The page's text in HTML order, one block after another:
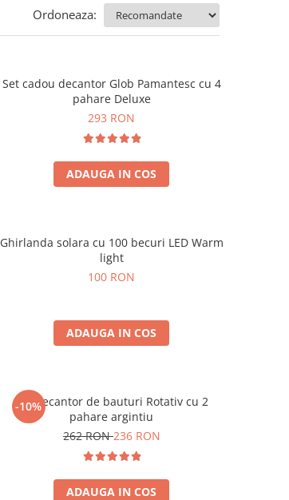
Ordoneaza:
Set cadou decantor Glob Pamantesc cu 4
pahare Deluxe
293 RON
ADAUGA IN COS
Ghirlanda solara cu 100 becuri LED Warm
light
100 RON
ADAUGA IN COS
-10%
Set Decantor de bauturi Rotativ cu 2
pahare argintiu
262 RON236 RON
ADAUGA IN COS